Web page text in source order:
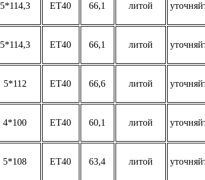
5*114,3 ET40 66,1 литой
5*114,3 ET40 66,1 литой
5*112 ET40 66,6 литой
4*100 ET40 60,1 литой
5*108 ET40 63,4 литой